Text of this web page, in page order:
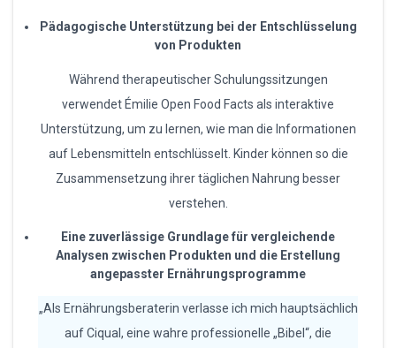
Pädagogische Unterstützung bei der Entschlüsselung
von Produkten
Während therapeutischer Schulungssitzungen
verwendet Émilie Open Food Facts als interaktive
Unterstützung, um zu lernen, wie man die Informationen
auf Lebensmitteln entschlüsselt. Kinder können so die
Zusammensetzung ihrer täglichen Nahrung besser
verstehen.
Eine zuverlässige Grundlage für vergleichende
Analysen zwischen Produkten und die Erstellung
angepasster Ernährungsprogramme
„Als Ernährungsberaterin verlasse ich mich hauptsächlich
auf Ciqual, eine wahre professionelle „Bibel“, die